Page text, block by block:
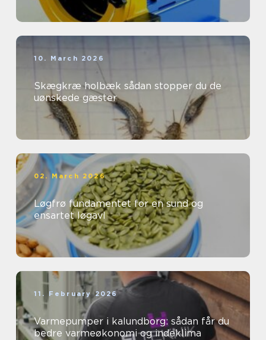
10. March 2026
Skægkræ holbæk sådan stopper du de
uønskede gæster
02. March 2026
Løgfrø fundamentet for en sund og
ensartet løgavl
11. February 2026
Varmepumper i kalundborg: sådan får du
bedre varmeøkonomi og indeklima